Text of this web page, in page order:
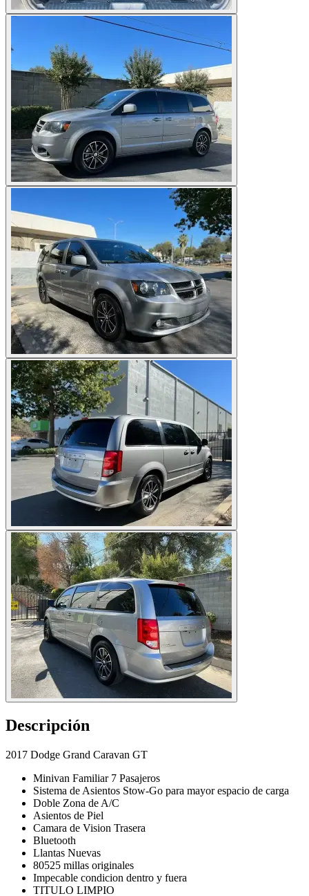
Descripción
2017 Dodge Grand Caravan GT
Minivan Familiar 7 Pasajeros
Sistema de Asientos Stow-Go para mayor espacio de carga
Doble Zona de A/C
Asientos de Piel
Camara de Vision Trasera
Bluetooth
Llantas Nuevas
80525 millas originales
Impecable condicion dentro y fuera
TITULO LIMPIO